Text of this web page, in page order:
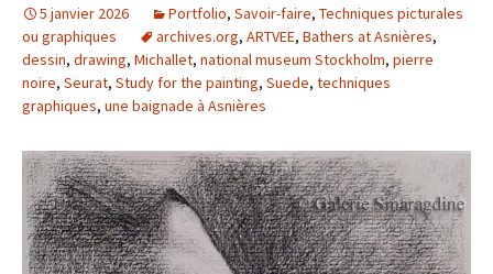
5 janvier 2026 Portfolio, Savoir-faire, Techniques picturales
ou graphiques
archives.org, ARTVEE, Bathers at Asnières,
dessin, drawing, Michallet, national museum Stockholm, pierre
noire, Seurat, Study for the painting, Suede, techniques
graphiques, une baignade à Asnières